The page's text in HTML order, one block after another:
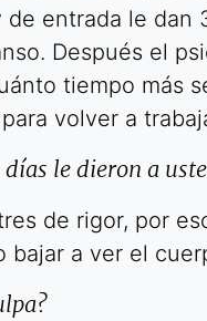
de entrada le dan
Después el
tiempo más
volver a
días le dieron a
de rigor, por
bajar a ver el